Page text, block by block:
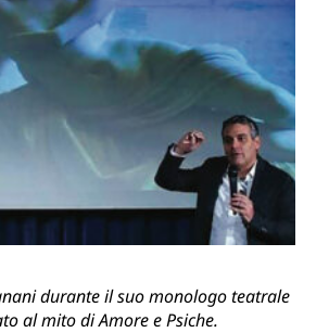
durante il suo monologo teatrale
al mito di Amore e Psiche.